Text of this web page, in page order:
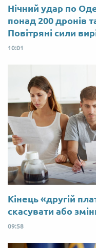
Нічний удар по
понад 200 дронів
Повітряні сили
10:01
Кінець «другій
скасувати або
09:58